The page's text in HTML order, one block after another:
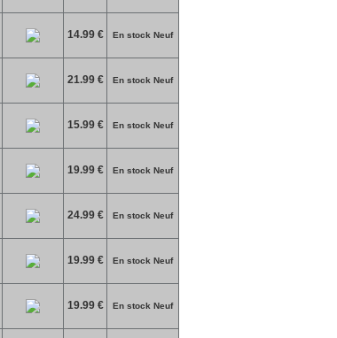
14.99 € En stock Neuf
21.99 € En stock Neuf
15.99 € En stock Neuf
19.99 € En stock Neuf
24.99 € En stock Neuf
19.99 € En stock Neuf
19.99 € En stock Neuf